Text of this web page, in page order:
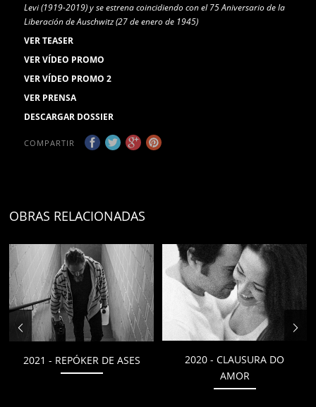
Levi (1919-2019) y se estrena coincidiendo con el 75 Aniversario de la
Liberación de Auschwitz (27 de enero de 1945)
VER TEASER
VER VÍDEO PROMO
VER VÍDEO PROMO 2
VER PRENSA
DESCARGAR DOSSIER
COMPARTIR
OBRAS RELACIONADAS
2021 - REPÓKER DE ASES
2020 - CLAUSURA DO
AMOR